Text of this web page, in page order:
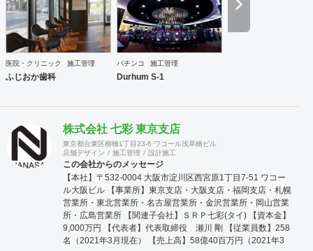
支店 近畿大阪銀行 本町営業部 大阪信用金庫 西支店
医院・クリニック 施工管理
ふじおか歯科
パチンコ 施工管理
Durhum S-1
株式会社 七彩 東京支店
東京都台東区柳橋1丁目23-6 ワコール浅草橋ビル
店舗デザイン
施工管理 設計施工
この会社からのメッセージ
【本社】〒532-0004 大阪市淀川区西宮原1丁目7-51 ワコー
ル大阪ビル 【事業所】東京支店・大阪支店・福岡支店・札幌
営業所・東北営業所・名古屋営業所・金沢営業所・岡山営業
所・広島営業所 【関連子会社】ＳＲＰ七彩(タイ) 【資本金】
9,000万円 【代表者】代表取締役 瀬川 剛 【従業員数】258
名（2021年3月現在） 【売上高】58億40百万円（2021年3